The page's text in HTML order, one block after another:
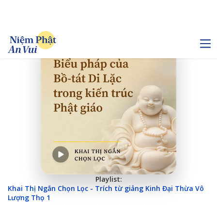
Playlist:
Khai Thị Ngắn Chọn Lọc - Trích từ giảng Kinh Đại Thừa Vô
Lượng Thọ 1